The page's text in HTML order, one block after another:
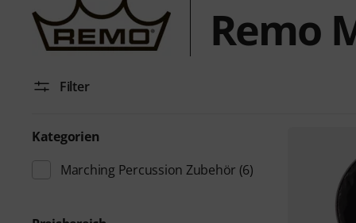
Remo
Filter
Kategorien
Marching Percussion Zubehör (6)